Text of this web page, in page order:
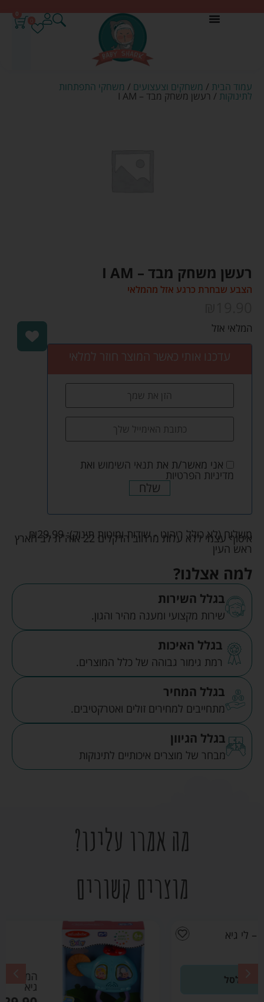
0
עמוד הבית / משחקים וצעצועים / משחקי התפתחות
לתינוקות / רעשן משחק מבד – I AM
רעשן משחק מבד – I AM
הצבע שבחרת כרגע אזל מהמלאי
המלאי אזל
עדכנו אותי כאשר המוצר חוזר למלאי
אני מאשר/ת את תנאי השימוש ואת
מדיניות הפרטיות
שלח
משלוח (לא כולל ריהוט - שידות ומיטות תינוק): ₪29.99
איסוף עצמי ללא עלות מרחוב הדקלים 22 אזה"ת לב הארץ
ראש העין
למה אצלנו?
בגלל השירות
שירות מקצועי ומענה מהיר והגון.
בגלל האיכות
רמת גימור גבוהה של כלל המוצרים.
בגלל המחיר
מתחייבים למחירים זולים ואטרקטיבים.
בגלל הגיוון
מבחר של מוצרים איכותיים לתינוקות
מה אמרו עלינו?
מוצרים קשורים
המסוק הראשון שלי – לי